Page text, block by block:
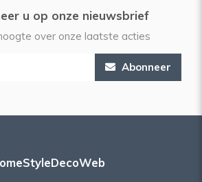
u op onze nieuwsbrief
over onze laatste acties
Abonneer